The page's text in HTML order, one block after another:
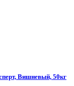
Вишневый, 50кг